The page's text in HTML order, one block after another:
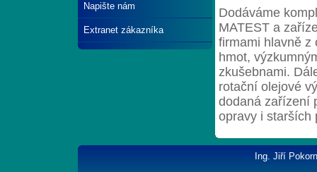
Napište nám
Extranet zákazníka
Dodáváme
MATEST a
firmami hlavně z
hmot,
zkušebnami.
rotační olejové
dodaná zařízení
opravy i starších
Ing. Jiří